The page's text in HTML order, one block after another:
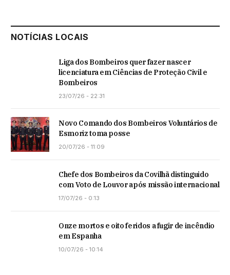
NOTÍCIAS LOCAIS
Liga dos Bombeiros quer fazer nascer
licenciatura em Ciências de Proteção Civil e
Bombeiros
23/07/26 - 22:31
Novo Comando dos Bombeiros Voluntários de
Esmoriz toma posse
20/07/26 - 11:09
Chefe dos Bombeiros da Covilhã distinguido
com Voto de Louvor após missão internacional
17/07/26 - 0:13
Onze mortos e oito feridos a fugir de incêndio
em Espanha
10/07/26 - 10:14